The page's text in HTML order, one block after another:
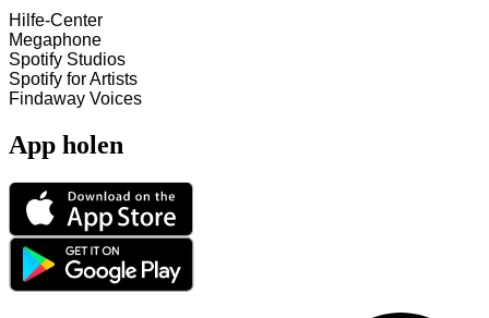
Hilfe-Center
Megaphone
Spotify Studios
Spotify for Artists
Findaway Voices
App holen